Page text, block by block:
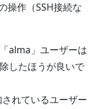
操作（SSH接続な
alma」ユーザーは
したほうが良いで
れているユーザー